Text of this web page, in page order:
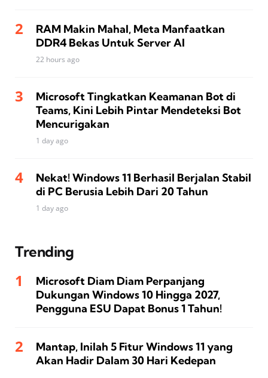
RAM Makin Mahal, Meta Manfaatkan
DDR4 Bekas Untuk Server AI
22 hours ago
Microsoft Tingkatkan Keamanan Bot di
Teams, Kini Lebih Pintar Mendeteksi Bot
Mencurigakan
1 day ago
Nekat! Windows 11 Berhasil Berjalan Stabil
di PC Berusia Lebih Dari 20 Tahun
1 day ago
Trending
Microsoft Diam Diam Perpanjang
Dukungan Windows 10 Hingga 2027,
Pengguna ESU Dapat Bonus 1 Tahun!
Mantap, Inilah 5 Fitur Windows 11 yang
Akan Hadir Dalam 30 Hari Kedepan